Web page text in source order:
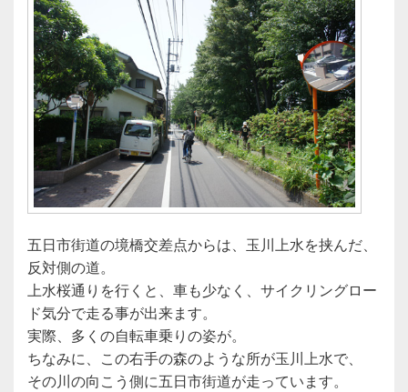
五日市街道の境橋交差点からは、玉川上水を挟んだ、
反対側の道。
上水桜通りを行くと、車も少なく、サイクリングロー
ド気分で走る事が出来ます。
実際、多くの自転車乗りの姿が。
ちなみに、この右手の森のような所が玉川上水で、
その川の向こう側に五日市街道が走っています。